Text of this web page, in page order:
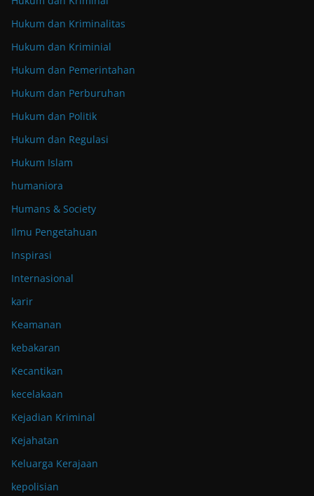
Hukum dan Kriminalitas
Hukum dan Kriminial
Hukum dan Pemerintahan
Hukum dan Perburuhan
Hukum dan Politik
Hukum dan Regulasi
Hukum Islam
humaniora
Humans & Society
Ilmu Pengetahuan
Inspirasi
Internasional
karir
Keamanan
kebakaran
Kecantikan
kecelakaan
Kejadian Kriminal
Kejahatan
Keluarga Kerajaan
kepolisian